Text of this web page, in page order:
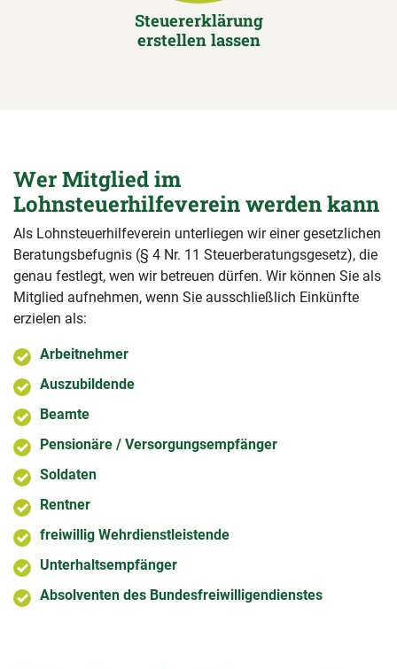
Steuererklärung
erstellen lassen
Wer Mitglied im
Lohnsteuerhilfeverein werden kann
Als Lohnsteuerhilfeverein unterliegen wir einer gesetzlichen
Beratungsbefugnis (§ 4 Nr. 11 Steuerberatungsgesetz), die
genau festlegt, wen wir betreuen dürfen. Wir können Sie als
Mitglied aufnehmen, wenn Sie ausschließlich Einkünfte
erzielen als:
Arbeitnehmer
Auszubildende
Beamte
Pensionäre / Versorgungsempfänger
Soldaten
Rentner
freiwillig Wehrdienstleistende
Unterhaltsempfänger
Absolventen des Bundesfreiwilligendienstes